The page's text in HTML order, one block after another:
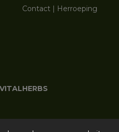
Contact| Herroeping
VITALHERBS